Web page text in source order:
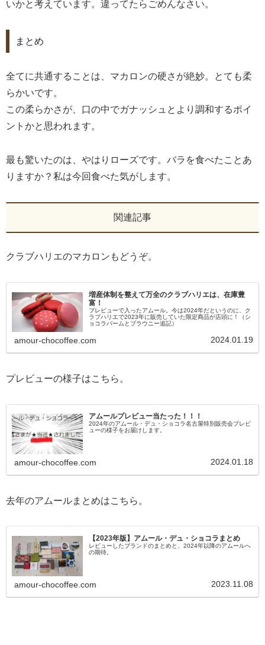
いかと考えています。違ってたらごめんなさい。
まとめ
全てに共通することは、マカロンの硬さが絶妙。とても柔
らかいです。
この柔らかさが、口の中でガナッシュとより調和するポイ
ントかと思われます。
最も驚いたのは、やはりローズです。バラを食べたことあ
りますか？私は今回食べた気がします。
関連記事
クラブハリエのマカロンもどうぞ。
増産体制を整えて万全のクラブハリエは、在庫豊
富！
プレビューで入ったアムール。今は2024年だというのに、ク
ラブハリエで2023年に販売していた限定商品が店頭に！（シ
ョコラバームとブラウニー追記）
amour-chocoffee.com 2024.01.19
プレビューの様子はこちら。
アムールプレビュー当たった！！！
2024年のアムール・デュ・ショコラ名古屋特別販売会プレビ
ューの様子をお届けします。
amour-chocoffee.com 2024.01.18
去年のアムールまとめはこちら。
【2023年版】アムール・デュ・ショコラまとめ
レビューしたブランドのまとめと、2024年以降のアムールへ
の期待。
amour-chocoffee.com 2023.11.08